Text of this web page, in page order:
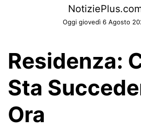
Oggi giovedì 6 Agosto
Residenza:
Sta
Ora